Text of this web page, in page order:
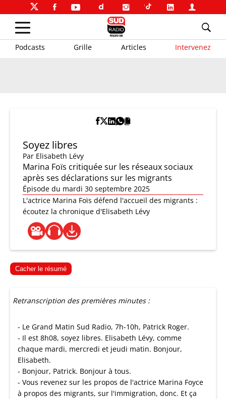
Podcasts Grille Articles Intervenez
Soyez libres
Par Elisabeth Lévy
Marina Foïs critiquée sur les réseaux sociaux
après ses déclarations sur les migrants
Épisode du mardi 30 septembre 2025
L'actrice Marina Foïs défend l'accueil des migrants :
écoutez la chronique d'Elisabeth Lévy
Cacher le résumé
Retranscription des premières minutes :
- Le Grand Matin Sud Radio, 7h-10h, Patrick Roger.
- Il est 8h08, soyez libres. Elisabeth Lévy, comme
chaque mardi, mercredi et jeudi matin. Bonjour,
Elisabeth.
- Bonjour, Patrick. Bonjour à tous.
- Vous revenez sur les propos de l'actrice Marina Foyce
à propos des migrants, sur l'immigration, donc. Et ça